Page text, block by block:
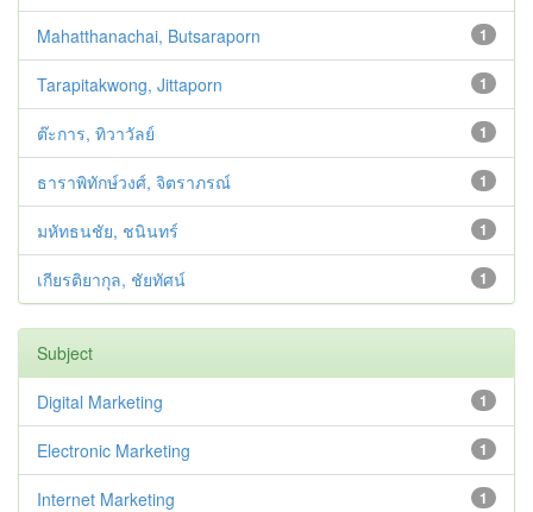
1
Mahatthanachai, Butsaraporn
1
Tarapitakwong, Jittaporn
1
ต๊ะการ, ทิวาวัลย์
1
ธาราพิทักษ์วงศ์, จิตราภรณ์
1
มหัทธนชัย, ชนินทร์
1
เกียรติยากุล, ชัยทัศน์
Subject
1
Digital Marketing
1
Electronic Marketing
1
Internet Marketing